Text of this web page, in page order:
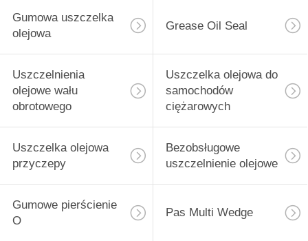
Gumowa uszczelka
olejowa
Grease Oil Seal
Uszczelnienia
olejowe wału
obrotowego
Uszczelka olejowa do
samochodów
ciężarowych
Uszczelka olejowa
przyczepy
Bezobsługowe
uszczelnienie olejowe
Gumowe pierścienie
O
Pas Multi Wedge